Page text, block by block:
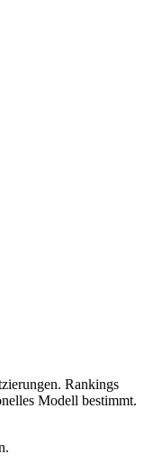
Rankings
Modell bestimmt.